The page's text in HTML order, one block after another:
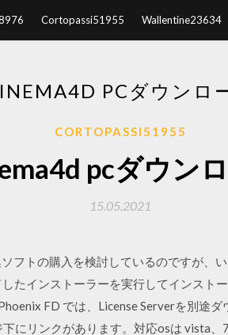
Cortopassi51955 Wallentine23634
PCダウンロ
CORTOPASSI51955
pcダウン
15.05.2021
フトの購入を検討しているのですが、
たインストーラーを実行してインスト
FD では、License Serverを別途
にリンクがあります。対応osは vista